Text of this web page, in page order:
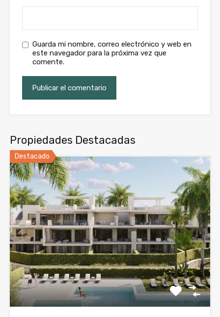
Guarda mi nombre, correo electrónico y web en
este navegador para la próxima vez que
comente.
Propiedades Destacadas
Destacado